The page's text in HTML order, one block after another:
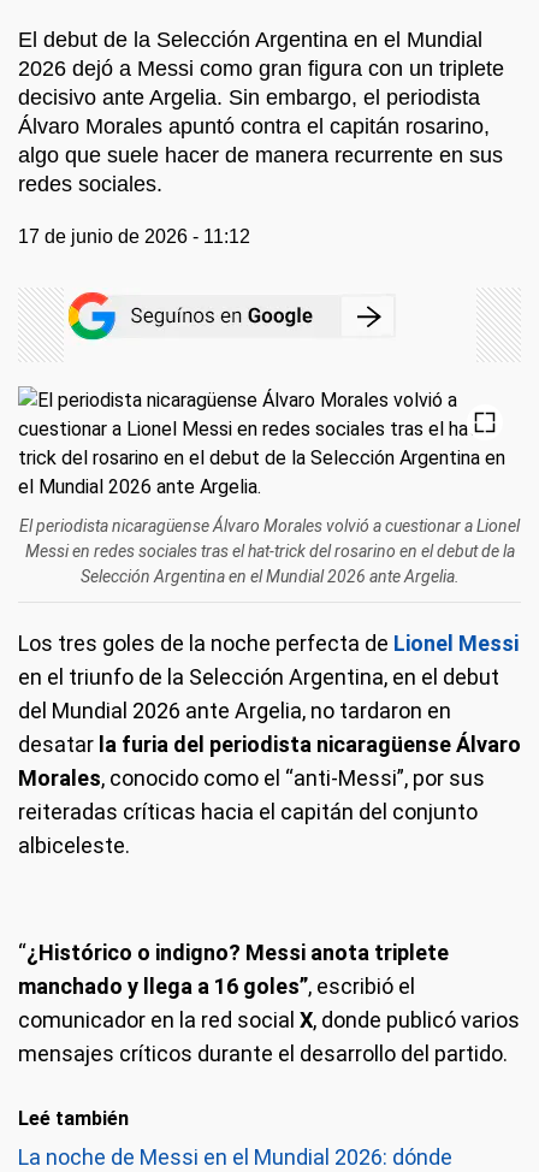
El debut de la Selección Argentina en el Mundial
2026 dejó a Messi como gran figura con un triplete
decisivo ante Argelia. Sin embargo, el periodista
Álvaro Morales apuntó contra el capitán rosarino,
algo que suele hacer de manera recurrente en sus
redes sociales.
17 de junio de 2026 - 11:12
El periodista nicaragüense Álvaro Morales volvió a cuestionar a Lionel
Messi en redes sociales tras el hat-trick del rosarino en el debut de la
Selección Argentina en el Mundial 2026 ante Argelia.
Los tres goles de la noche perfecta de Lionel Messi
en el triunfo de la Selección Argentina, en el debut
del Mundial 2026 ante Argelia, no tardaron en
desatar la furia del periodista nicaragüense Álvaro
Morales, conocido como el “anti-Messi”, por sus
reiteradas críticas hacia el capitán del conjunto
albiceleste.
“¿Histórico o indigno? Messi anota triplete
manchado y llega a 16 goles”, escribió el
comunicador en la red social X, donde publicó varios
mensajes críticos durante el desarrollo del partido.
Leé también
La noche de Messi en el Mundial 2026: dónde